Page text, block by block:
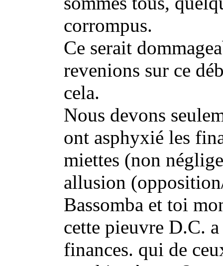
corrompus.
Ce serait
revenions sur ce
cela.
Nous devons
ont asphyxié les
miettes (non
allusion
Bassomba et toi
cette pieuvre D.C.
finances. qui de